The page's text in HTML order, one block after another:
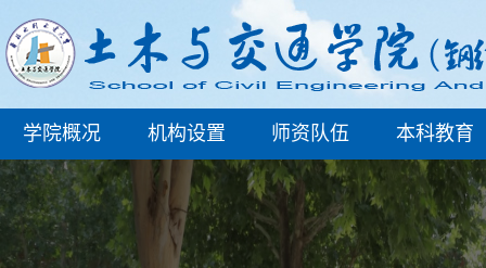
学院概况 机构设置 师资队伍 本科教育